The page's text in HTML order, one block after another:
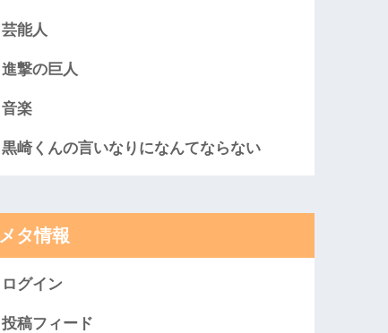
芸能人
進撃の巨人
音楽
黒崎くんの言いなりになんてならない
メタ情報
ログイン
投稿フィード